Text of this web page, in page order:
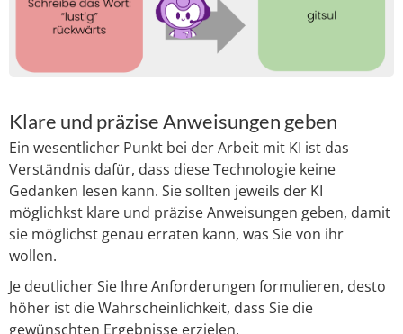
Klare und präzise Anweisungen geben
Ein wesentlicher Punkt bei der Arbeit mit KI ist das
Verständnis dafür, dass diese Technologie keine
Gedanken lesen kann. Sie sollten jeweils der KI
möglichkst klare und präzise Anweisungen geben, damit
sie möglichst genau erraten kann, was Sie von ihr
wollen.
Je deutlicher Sie Ihre Anforderungen formulieren, desto
höher ist die Wahrscheinlichkeit, dass Sie die
gewünschten Ergebnisse erzielen.